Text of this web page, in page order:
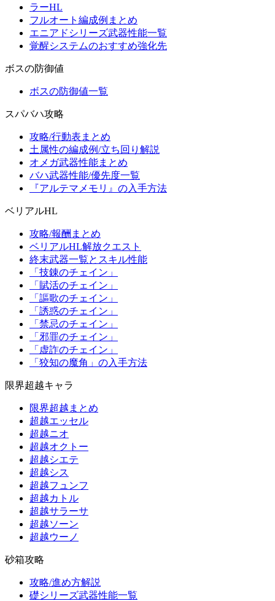
ラーHL
フルオート編成例まとめ
エニアドシリーズ武器性能一覧
覚醒システムのおすすめ強化先
ボスの防御値
ボスの防御値一覧
スパバハ攻略
攻略/行動表まとめ
土属性の編成例/立ち回り解説
オメガ武器性能まとめ
バハ武器性能/優先度一覧
『アルテマメモリ』の入手方法
ベリアルHL
攻略/報酬まとめ
ベリアルHL解放クエスト
終末武器一覧とスキル性能
「技錬のチェイン」
「賦活のチェイン」
「謳歌のチェイン」
「誘惑のチェイン」
「禁忌のチェイン」
「邪罪のチェイン」
「虚詐のチェイン」
「狡知の魔角」の入手方法
限界超越キャラ
限界超越まとめ
超越エッセル
超越ニオ
超越オクトー
超越シエテ
超越シス
超越フュンフ
超越カトル
超越サラーサ
超越ソーン
超越ウーノ
砂箱攻略
攻略/進め方解説
礎シリーズ武器性能一覧